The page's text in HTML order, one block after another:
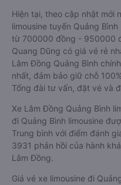
Hiện tại, theo cập nhật mới
limousine tuyến Quảng
từ 700000 đồng - 950000
Quang Dũng có giá vé rẻ
Lâm Đồng Quảng Bình
nhất, đảm bảo giữ chỗ
Tổng đài tư vấn, đặt vé và
Xe Lâm Đồng Quảng Bình
đi Quảng Bình limousine
Trung bình với điểm đánh
3931 phản hồi của hành
Lâm Đồng.
Giá vé xe limousine đi